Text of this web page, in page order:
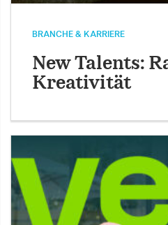
BRANCHE & KARRIERE
New Talents:
Kreativität